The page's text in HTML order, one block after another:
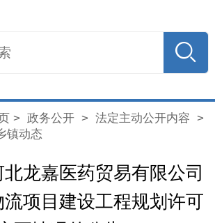
> 政务公开> 法定主动公开内容 >
镇动态
龙嘉医药贸易有限公司
流项目建设工程规划许可